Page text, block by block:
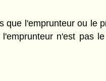
que l'emprunteur ou le
n'est pas